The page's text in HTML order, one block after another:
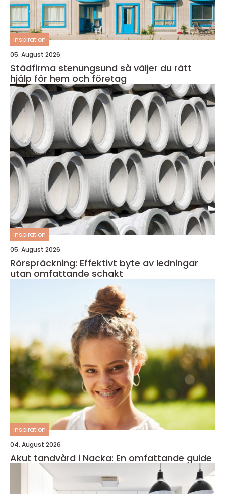
inspiration
05. August 2026
Städfirma stenungsund så väljer du rätt
hjälp för hem och företag
inspiration
05. August 2026
Rörspräckning: Effektivt byte av ledningar
utan omfattande schakt
inspiration
04. August 2026
Akut tandvård i Nacka: En omfattande guide